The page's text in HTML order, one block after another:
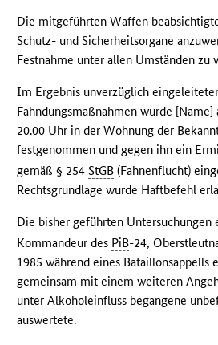
Die mitgeführten Waffen
Schutz- und Sicherheitsorgane
Festnahme unter allen Umständen zu
Im Ergebnis unverzüglich eingeleiteter
Fahndungsmaßnahmen wurde [Name]
20.00 Uhr in der Wohnung der
festgenommen und gegen ihn ein
gemäß § 254StGB (Fahnenflucht)
Rechtsgrundlage wurde Haftbefehl
Die bisher geführten Untersuchungen
Kommandeur des PiB-24,
1985 während eines Bataillonsappells
gemeinsam mit einem weiteren
unter Alkoholeinfluss begangene
auswertete.